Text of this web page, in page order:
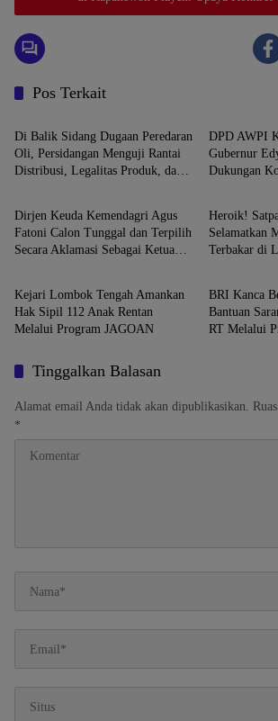
Pos Terkait
Nasional
Di Balik Sidang Dugaan Peredaran
Oli, Persidangan Menguji Rantai
Distribusi, Legalitas Produk, dan
DPD AWPI
Gubernur
Dukungan
Nasional
Dirjen Keuda Kemendagri Agus
Fatoni Calon Tunggal dan Terpilih
Secara Aklamasi Sebagai Ketua
Nasional
Heroik!
Selamatkan
Terbakar di
Nasional
Kejari Lombok Tengah Amankan
Hak Sipil 112 Anak Rentan
Melalui Program JAGOAN
Nasional
BRI Kanca
Bantuan
RT Melalui
Tinggalkan Balasan
Alamat email Anda tidak akan dipublikasikan.
*